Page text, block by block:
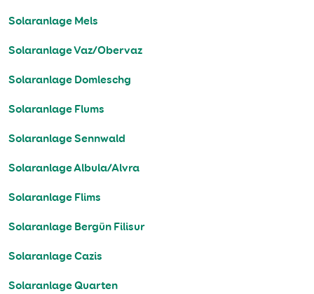
Solaranlage Mels
Solaranlage Vaz/Obervaz
Solaranlage Domleschg
Solaranlage Flums
Solaranlage Sennwald
Solaranlage Albula/Alvra
Solaranlage Flims
Solaranlage Bergün Filisur
Solaranlage Cazis
Solaranlage Quarten